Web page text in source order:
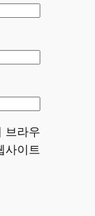
브라우
사이트